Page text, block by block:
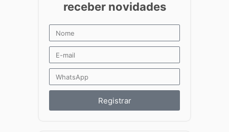
Registrar